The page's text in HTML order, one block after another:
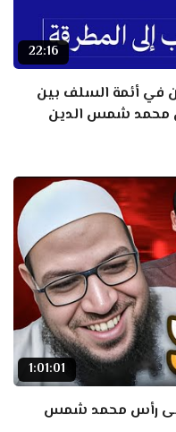
22:16
في أئمة السلف بين
محمد شمس الدين
1:01:01
على رأس محمد شمس